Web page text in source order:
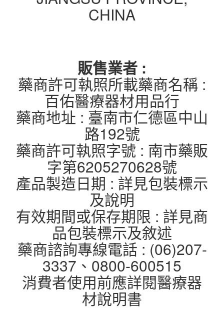
CHINA
販售業者 :
藥商許可執照所載藥商名稱 :
百佑醫療器材用品行
藥商地址 : 臺南市仁德區中山
路192號
藥商許可執照字號 : 南市藥販
字第6205270628號
產品製造日期 : 詳見包裝標示
及說明
有效期間或保存期限 : 詳見商
品包裝標示及敘述
藥商諮詢專線電話 : (06)207-
3337、0800-600515
消費者使用前應詳閱醫療器
材說明書